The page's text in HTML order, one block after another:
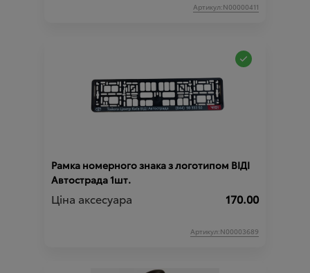
Артикул:N00000411
Рамка номерного знака з логотипом ВІДІ
Автострада 1шт.
Ціна аксесуара 170.00
Артикул:N00003689